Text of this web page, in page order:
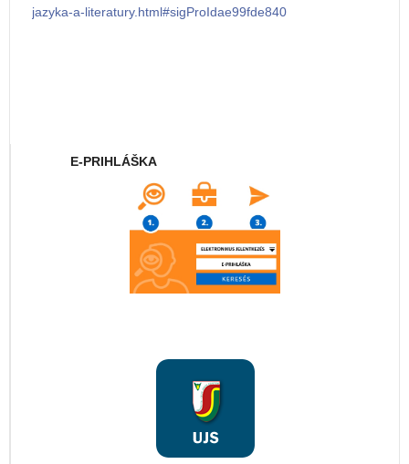
jazyka-a-literatury.html#sigProIdae99fde840
E-PRIHLÁŠKA